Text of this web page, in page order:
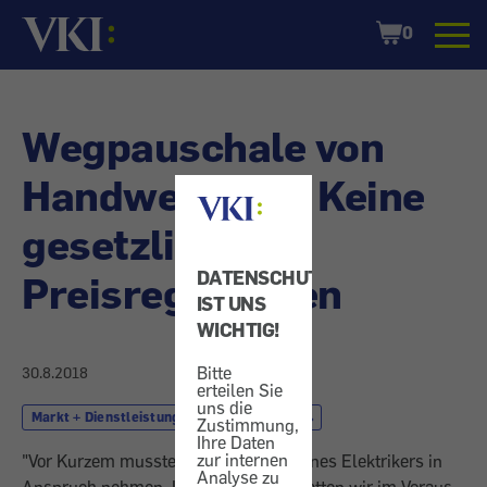
DATENSCHUTZ
IST UNS
WICHTIG!
Bitte
erteilen Sie
uns die
Zustimmung,
Ihre Daten
zur internen
Analyse zu
Startseite
Shopping
Cart
0
Wegpauschale von
Handwerkern - Keine
gesetzlichen
Preisregelungen
30.8.2018
Markt + Dienstleistung Handwerker
"Vor Kurzem musste ich die Dienste eines Elektrikers in